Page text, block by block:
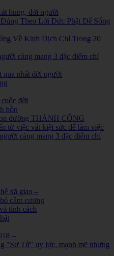
hung, đời người
Theo Lời Đức Phật Để Sống
Về Kinh Dịch Chỉ Trong 20
càng mang 3 đặc điểm chí
qua nhất đời người
đời
hồn
đường THÀNH CÔNG
từ việc vắt kiệt sức để làm việc
càng mang 3 đặc điểm chí
xã giao –
cầm cương
tính cách
–
"Sư Tử" uy lực, mạnh mẽ nhưng